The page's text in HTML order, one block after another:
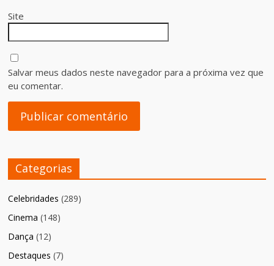
Site
Salvar meus dados neste navegador para a próxima vez que
eu comentar.
Categorias
Celebridades (289)
Cinema (148)
Dança (12)
Destaques (7)